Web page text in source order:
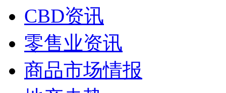
CBD资讯
零售业资讯
商品市场情报